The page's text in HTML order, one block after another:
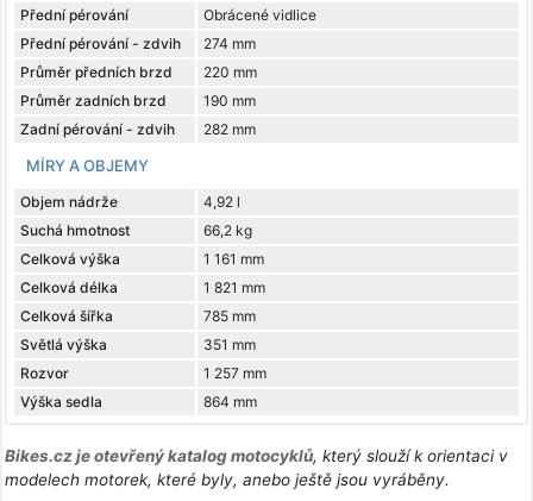
Přední pérování
Obrácené vidlice
Přední pérování - zdvih
274 mm
Průměr předních brzd
220 mm
Průměr zadních brzd
190 mm
Zadní pérování - zdvih
282 mm
MÍRY A OBJEMY
Objem nádrže
4,92 l
Suchá hmotnost
66,2 kg
Celková výška
1 161 mm
Celková délka
1 821 mm
Celková šířka
785 mm
Světlá výška
351 mm
Rozvor
1 257 mm
Výška sedla
864 mm
Bikes.cz je otevřený katalog motocyklů, který slouží k orientaci v
modelech motorek, které byly, anebo ještě jsou vyráběny.